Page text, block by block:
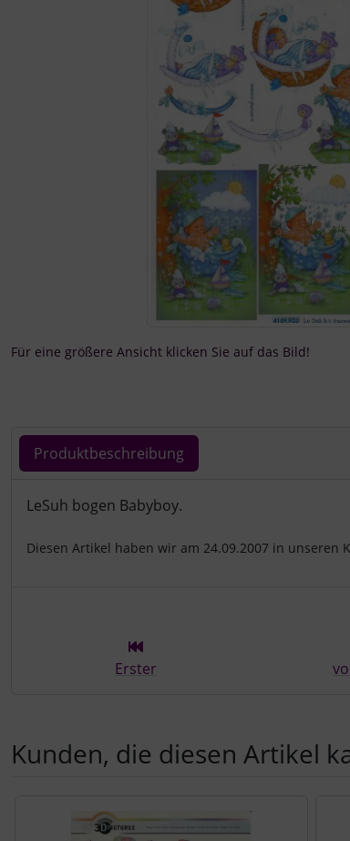
Für eine größere Ansicht klicken Sie auf das Bild!
Produktbeschreibung
Produktbeschreibung
LeSuh bogen Babyboy.
Diesen Artikel haben wir am 24.09.2007 in unseren
Erster
Kunden, die diesen Artikel